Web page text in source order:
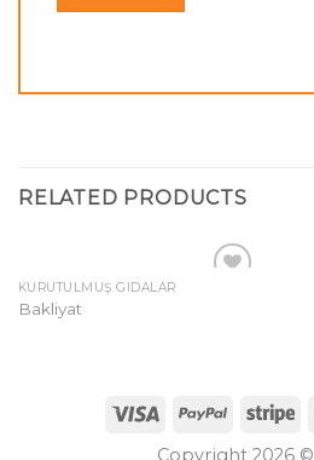
RELATED PRODUCTS
KURUTULMUŞ GIDALAR
Bakliyat
Copyright 2026 ©